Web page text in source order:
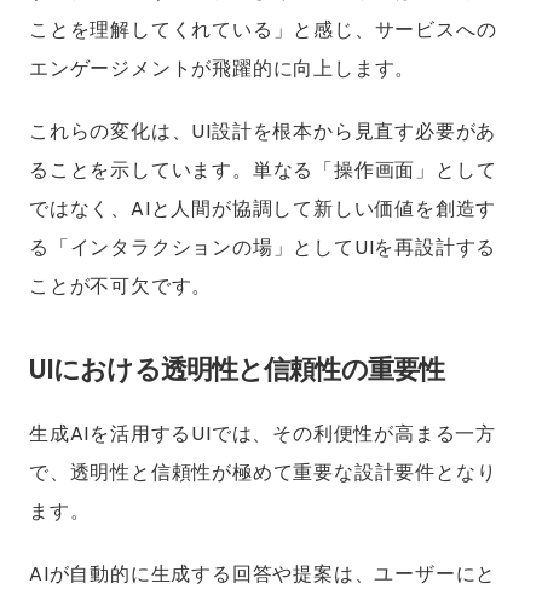
ことを理解してくれている」と感じ、サービスへの
エンゲージメントが飛躍的に向上します。
これらの変化は、UI設計を根本から見直す必要があ
ることを示しています。単なる「操作画面」として
ではなく、AIと人間が協調して新しい価値を創造す
る「インタラクションの場」としてUIを再設計する
ことが不可欠です。
UIにおける透明性と信頼性の重要性
生成AIを活用するUIでは、その利便性が高まる一方
で、透明性と信頼性が極めて重要な設計要件となり
ます。
AIが自動的に生成する回答や提案は、ユーザーにと